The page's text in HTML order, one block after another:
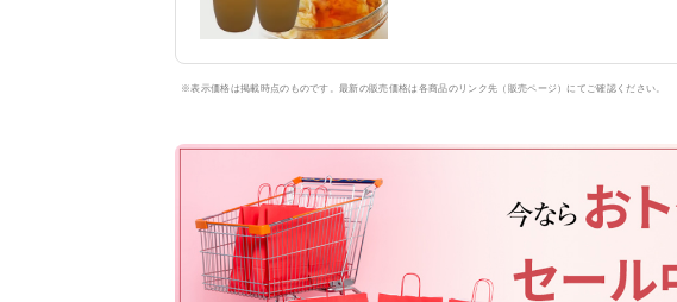
※表示価格は掲載時点のものです。最新の販売価格は各商品のリンク先（販売ページ）にてご確認ください。